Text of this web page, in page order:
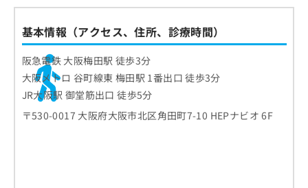
基本情報（アクセス、住所、診療時間）
阪急電鉄 大阪梅田駅 徒歩3分
大阪メトロ 谷町線東 梅田駅 1番出口 徒歩3分
JR大阪駅 御堂筋出口 徒歩5分
〒530-0017 大阪府大阪市北区角田町7-10 HEPナビオ 6F